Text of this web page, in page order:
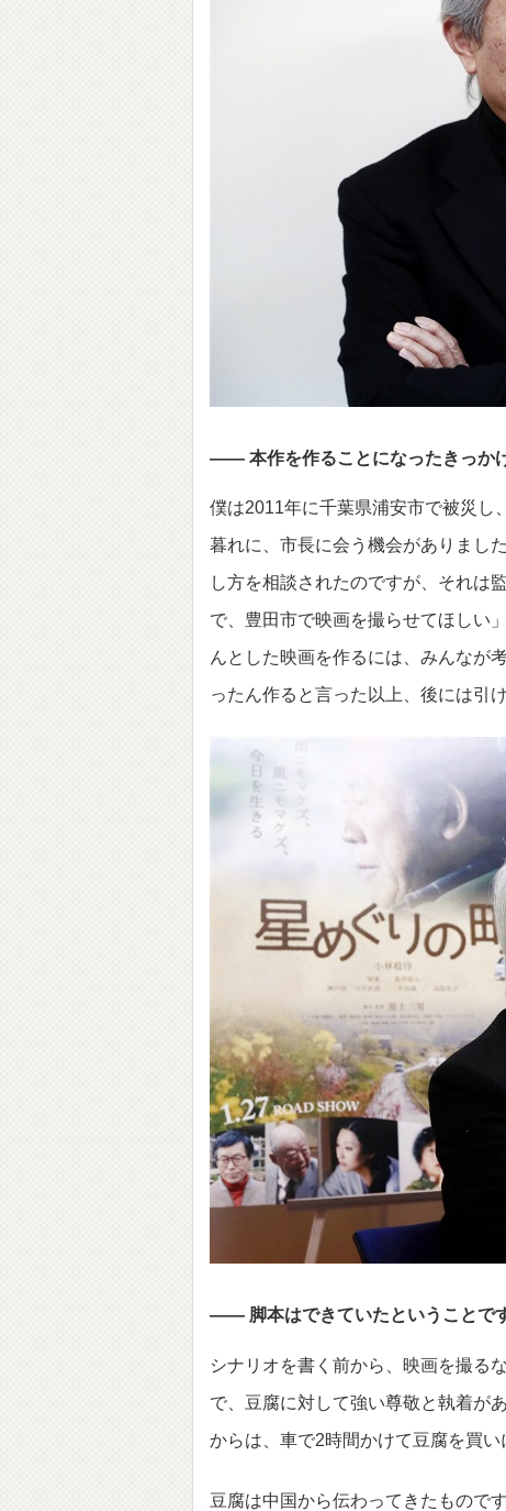
―― 本作を作ることになったきっか
僕は2011年に千葉県浦安市で被災し
暮れに、市長に会う機会がありまし
し方を相談されたのですが、それは
で、豊田市で映画を撮らせてほしい
んとした映画を作るには、みんなが
ったん作ると言った以上、後には引
―― 脚本はできていたということで
シナリオを書く前から、映画を撮る
で、豆腐に対して強い尊敬と執着が
からは、車で2時間かけて豆腐を買い
豆腐は中国から伝わってきたもので